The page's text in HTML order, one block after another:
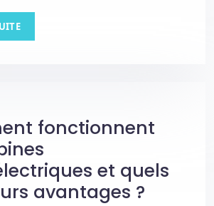
fonctionnent
et quels
avantages ?